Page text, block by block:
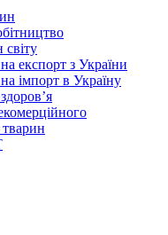
експорт з України
імпорт в Україну